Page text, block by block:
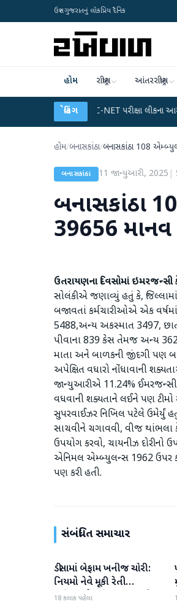
ઉત્તર ગુજરાતનું લોકપ્રિય દૈનિક
હોમ રાષ્ટ્રીય આંતરરાષ્ટ્રીય
બ્રેકિંગ
UGC-NET પરીક્ષા લીકના આરોપો પર રાહુલ
હોમ/બનાસકાંઠા/બનાસકાંઠા 108
બનાસકાંઠા 11 જાન્યુઆરી, 2025
બનાસકાંઠા
39656
ઉતરાયણના દિવસોમાં
સોલંકીએ જણાવ્યું હતું કે,
બજાવતાં કર્મચારીઓએ એક
5488,અન્ય અકસ્માત 3497,
પીવાના 839 કેસ તેમજ અન્ય
માતા અને બાળકની જીંદગી પણ
અપેક્ષિત વધારો નોંધાવાની
જાન્યુઆરીએ 11.24%
વધવાની શક્યતાને લઈને પણ
સુપરવાઈઝર નિખિલ પટેલે ઉમેર્યું
સાચવીને ચગાવવી, વીજ થાંભલા
ઉપયોગ કરવો, ચાયનીઝ દોરીનો
એનિમલ એમ્બ્યુલન્સ 1962 ઉપર
પણ કરી હતી.
સંબંધિત સમાચાર
બનાસકાંઠા
ડીસામાં બેફામ ખનીજ ચોરી:
નિયમો નેવે મૂકી રેતી
માફિયાઓ સક્રિય, તંત્ર સામે
18 કલાક પહેલા